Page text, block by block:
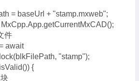
= baseUrl + "stamp.mxweb";
件
await
"stamp");
{